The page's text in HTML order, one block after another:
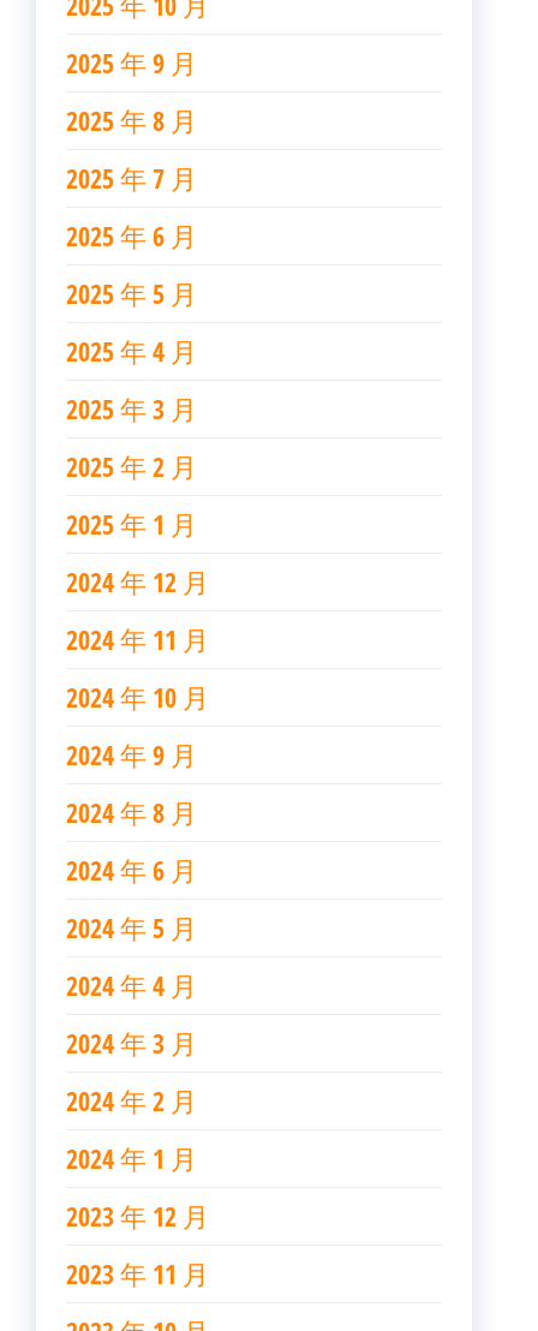
2025 年 9 月
2025 年 8 月
2025 年 7 月
2025 年 6 月
2025 年 5 月
2025 年 4 月
2025 年 3 月
2025 年 2 月
2025 年 1 月
2024 年 12 月
2024 年 11 月
2024 年 10 月
2024 年 9 月
2024 年 8 月
2024 年 6 月
2024 年 5 月
2024 年 4 月
2024 年 3 月
2024 年 2 月
2024 年 1 月
2023 年 12 月
2023 年 11 月